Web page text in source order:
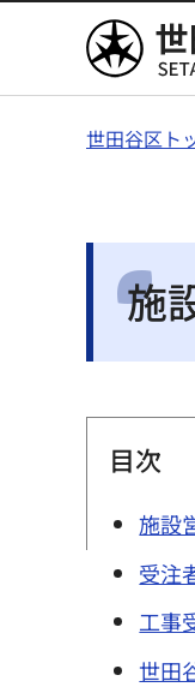
世田
世田谷区ト
施
目次
施設
受注
工事
世田